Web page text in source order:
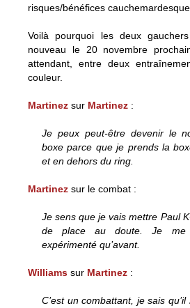
risques/bénéfices cauchemardesque.
Voilà pourquoi les deux
nouveau le 20 novembre
attendant, entre deux
couleur.
Martinez sur Martinez :
Je peux peut-être devenir le
boxe parce que je prends la
et en dehors du ring.
Martinez sur le combat :
Je sens que je vais mettre Paul
de place au doute. Je
expérimenté qu’avant.
Williams sur Martinez :
C’est un combattant, je sais